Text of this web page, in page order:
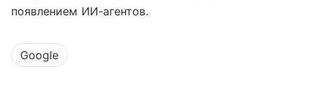
появлением ИИ-агентов.
Google